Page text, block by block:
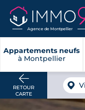
Agence de Montpellier
Appartements neufs
à Montpellier
RETOUR
CARTE